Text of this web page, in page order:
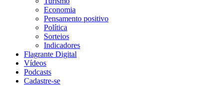
Economia
Pensamento positivo
Política
Sorteios
Indicadores
Flagrante Digital
Vídeos
Podcasts
Cadastre-se